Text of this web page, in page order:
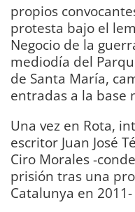
propios
protesta bajo el
Negocio de la
mediodía del
de Santa María,
entradas a la base
Una vez en Rota,
escritor Juan José
Ciro Morales -
prisión tras una
Catalunya en